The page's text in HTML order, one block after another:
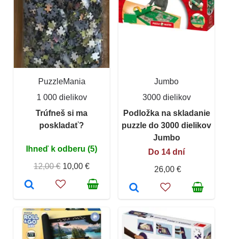
PuzzleMania
1 000 dielikov
Trúfneš si ma
poskladať?
Ihneď k odberu (5)
12,00 € 10,00 €
Jumbo
3000 dielikov
Podložka na skladanie
puzzle do 3000 dielikov
Jumbo
Do 14 dní
26,00 €